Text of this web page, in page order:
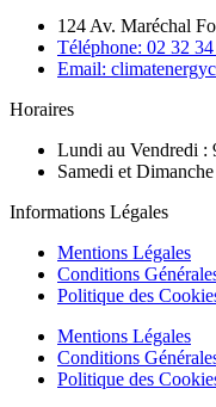
124 Av. Maréchal
Téléphone: 02 32
Email:
Horaires
Lundi au Vendredi :
Samedi et
Informations Légales
Mentions Légales
Conditions
Politique des
Mentions Légales
Conditions
Politique des